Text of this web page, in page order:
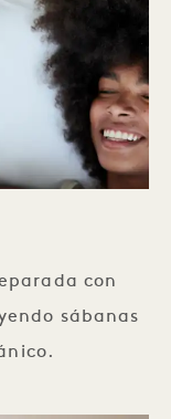
con
sábanas